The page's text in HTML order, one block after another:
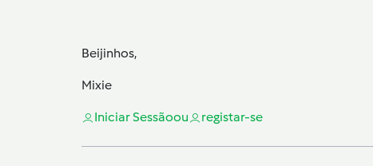
Beijinhos,
Mixie
Iniciar Sessãoou registar-se